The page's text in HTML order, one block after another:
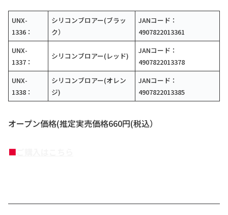
UNX-
1336：
シリコンブロアー(ブラッ
ク）
JANコード：
4907822013361
UNX-
1337：
シリコンブロアー(レッド)
JANコード：
4907822013378
UNX-
1338：
シリコンブロアー(オレン
ジ)
JANコード：
4907822013385
オープン価格(推定実売価格660円(税込）
■